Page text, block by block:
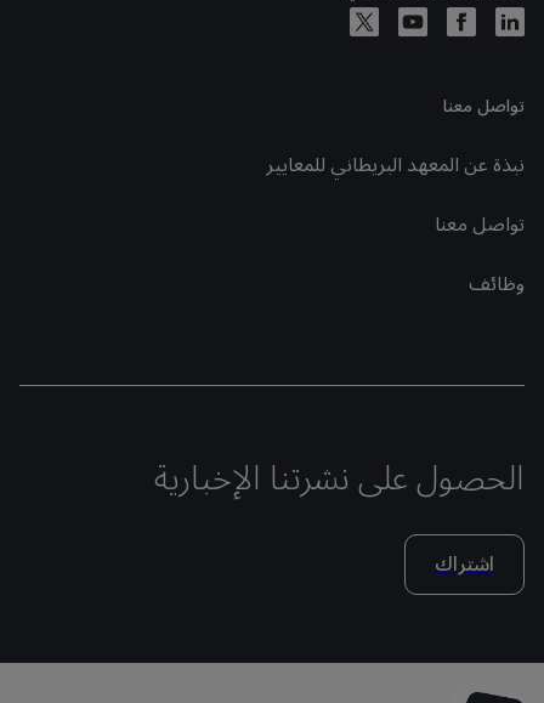
تواصل معنا
نبذة عن المعهد البريطاني للمعايير
تواصل معنا
وظائف
الحصول على نشرتنا الإخبارية
اشتراك